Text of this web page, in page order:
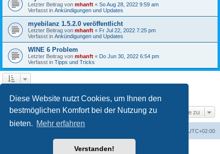
Diese Website nutzt Cookies, um Ihnen den
bestmöglichen Komfort bei der Nutzung zu
bieten. Mehr erfahren
Verstanden!
Letzter Beitrag von mhanft « So Aug 28, 2022 9:59 am
Verfasst in Ankündigungen und Updates
myebilanz 1.5.2.0 veröffentlicht
Letzter Beitrag von mhanft « Fr Jul 22, 2022 7:25 pm
Verfasst in Ankündigungen und Updates
WINE 6 Problem
Letzter Beitrag von mhanft « Do Jun 30, 2022 6:54 pm
Verfasst in Tipps und Tricks
Gehe zu
UTC+02:00
Powered byphpBB® Forum Software © phpBB Limited